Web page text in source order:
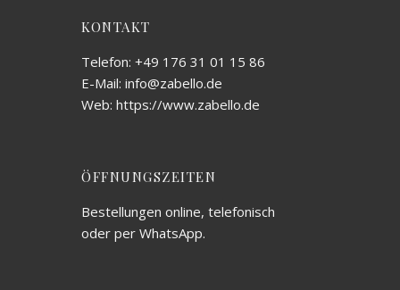
KONTAKT
Telefon: +49 176 31 01 15 86
E-Mail: info@zabello.de
Web: https://www.zabello.de
ÖFFNUNGSZEITEN
Bestellungen online, telefonisch
oder per WhatsApp.